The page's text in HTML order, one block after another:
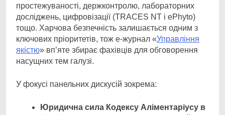
простежуваності, держконтролю, лабораторних
досліджень, цифровізації (TRACES NT і ePhyto)
тощо. Харчова безпечність залишається одним з
ключових пріоритетів, тож е-журнал «Управління
якістю» вп’яте збирає фахівців для обговорення
насущних тем галузі.
У фокусі панельних дискусій зокрема:
Юридична сила Кодексу Аліментаріусу в